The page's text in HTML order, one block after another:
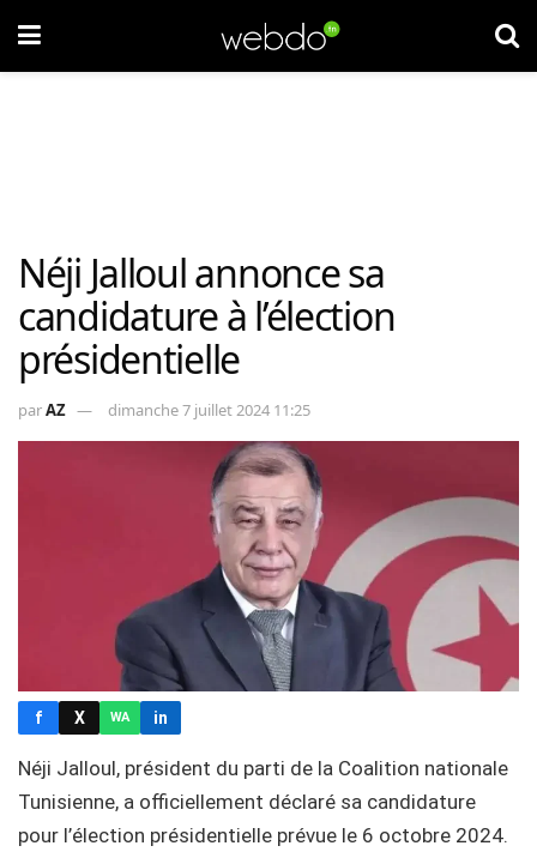
Néji Jalloul annonce sa
candidature à l’élection
présidentielle
parAZ dimanche 7 juillet 2024 11:25
f X WA in
Néji Jalloul, président du parti de la Coalition nationale
Tunisienne, a officiellement déclaré sa candidature
pour l’élection présidentielle prévue le 6 octobre 2024.